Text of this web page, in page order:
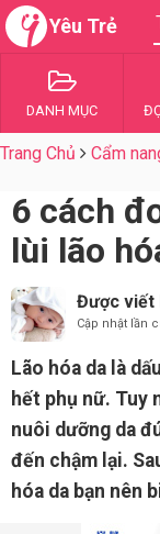
Yêu Trẻ
DANH MỤC
Trang Chủ Cẩm
6 cách
lùi lão
Được viết
Cập nhật lần
Lão hóa da là
hết phụ nữ. Tuy
nuôi dưỡng da
đến chậm lại.
hóa da bạn nên